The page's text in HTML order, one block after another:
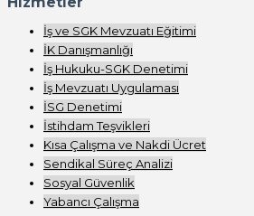
İş ve SGK Mevzuatı Eğitimi
İK Danışmanlığı
İş Hukuku-SGK Denetimi
İş Mevzuatı Uygulaması
İSG Denetimi
İstihdam Teşvikleri
Kısa Çalışma ve Nakdi Ücret
Sendikal Süreç Analizi
Sosyal Güvenlik
Yabancı Çalışma